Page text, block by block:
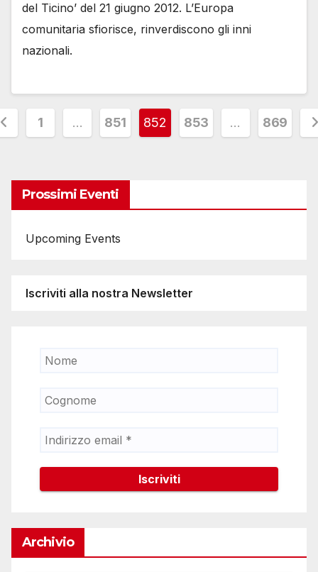
del Ticino’ del 21 giugno 2012. L’Europa
comunitaria sfiorisce, rinverdiscono gli inni
nazionali.
1 … 851 852 853 … 869
Prossimi Eventi
Upcoming Events
Iscriviti alla nostra Newsletter
Archivio